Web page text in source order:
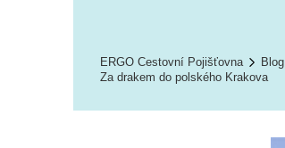
ERGO Cestovní Pojišťovna Blog
Za drakem do polského Krakova